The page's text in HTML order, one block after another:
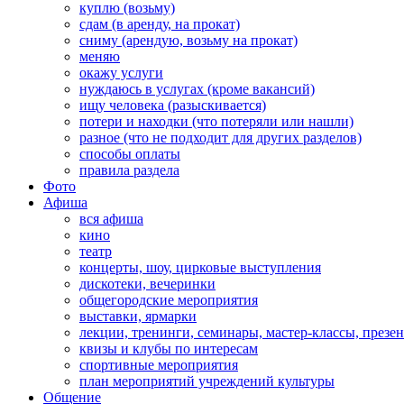
куплю (возьму)
сдам (в аренду, на прокат)
сниму (арендую, возьму на прокат)
меняю
окажу услуги
нуждаюсь в услугах (кроме вакансий)
ищу человека (разыскивается)
потери и находки (что потеряли или нашли)
разное (что не подходит для других разделов)
способы оплаты
правила раздела
Фото
Афиша
вся афиша
кино
театр
концерты, шоу, цирковые выступления
дискотеки, вечеринки
общегородские мероприятия
выставки, ярмарки
лекции, тренинги, семинары, мастер-классы,
квизы и клубы по интересам
спортивные мероприятия
план мероприятий учреждений культуры
Общение